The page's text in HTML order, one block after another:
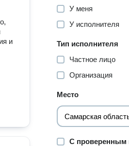
и
У меня
У исполнителя
Тип исполнителя
Частное лицо
Организация
Место
С проверенным